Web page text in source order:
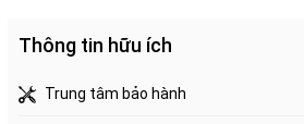
Thông tin hữu ích
Trung tâm bảo hành